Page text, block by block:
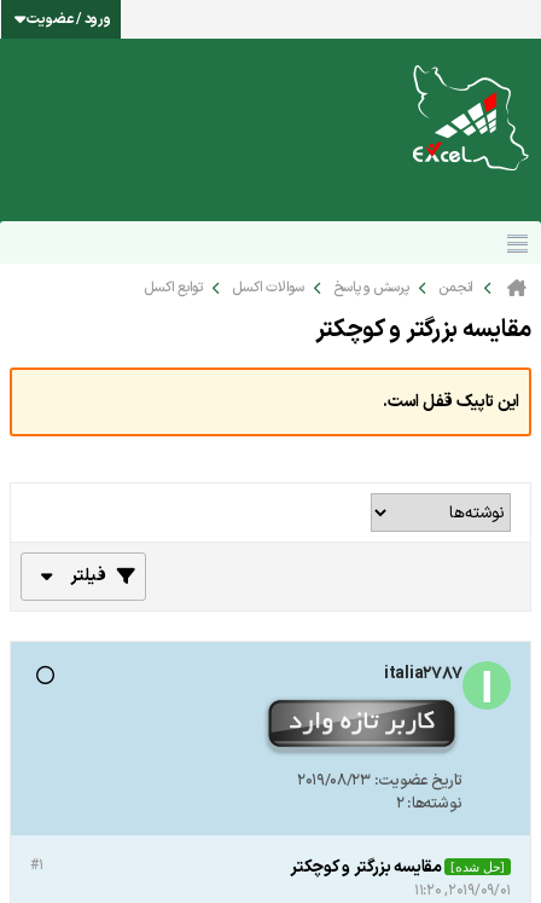
ورود / عضویت
انجمن پرسش و پاسخ سوالات اکسل توابع اکسل
مقایسه بزرگتر و کوچکتر
این تاپیک قفل است.
فیلتر
italia2787
تاریخ عضویت: 2019/08/23
نوشته‌ها:2
#1 [حل شده] مقایسه بزرگتر و کوچکتر
2019/09/01, 11:20